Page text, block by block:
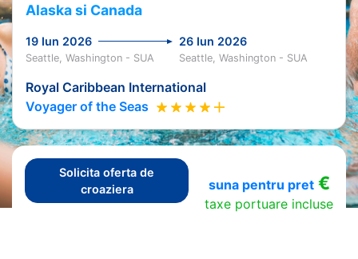
Alaska si Canada
19 Iun 2026 26 Iun 2026
Seattle, Washington - SUA Seattle, Washington - SUA
Royal Caribbean International
Voyager of the Seas
Solicita oferta de
croaziera
suna pentru pret€
taxe portuare incluse